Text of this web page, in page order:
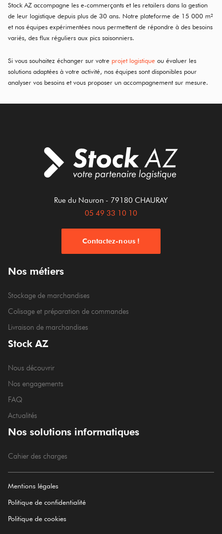
Stock AZ accompagne les e-commerçants et les retailers dans la gestion
de leur logistique depuis plus de 30 ans. Notre plateforme de 15 000 m²
et nos équipes expérimentées nous permettent de répondre à des besoins
variés, des flux réguliers aux pics saisonniers.
Si vous souhaitez échanger sur votre projet logistique ou évaluer les
solutions adaptées à votre activité, nos équipes sont disponibles pour
analyser vos besoins et vous proposer un accompagnement sur mesure.
Rue du Nauron - 79180 CHAURAY
05 49 33 10 10
Contactez-nous !
Nos métiers
Stockage de marchandises
Colisage et préparation de commandes
Livraison de marchandises
Stock AZ
Nous découvrir
Nos engagements
FAQ
Actualités
Nos solutions informatiques
Cahier des charges
Mentions légales
Politique de confidentialité
Politique de cookies